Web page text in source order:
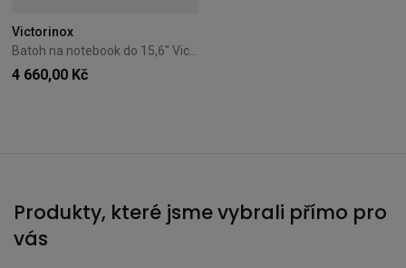
Victorinox
4 660,00 Kč
Produkty, které jsme vybrali přímo pro
vás